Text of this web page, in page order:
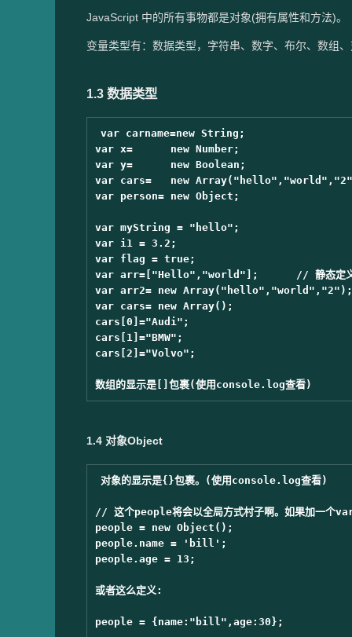
JavaScript 中的所有事物都是对象(拥有属性和方法)。
变量类型有：数据类型，字符串、数字、布尔、数组
1.3 数据类型
var carname=new String;
var x=      new Number;
var y=      new Boolean;
var cars=   new
var person= new Object;
var myString = "hello";
var i1 = 3.2;
var flag = true;
var arr=["Hello","world"];	// 静态定义（相同数据类型的集合）
var arr2= new
var cars= new Array();
cars[0]="Audi";
cars[1]="BMW";
cars[2]="Volvo";
1.4 对象Object
对象的显示是{}包裹。(使用console.log查看)
// 这个people将会以全局方式村子啊。如果加一个
people = new Object();
people.name = 'bill';
people.age = 13;
或者这么定义:
people = {name:"bill",age:30};